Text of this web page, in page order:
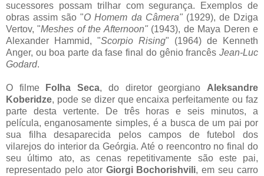
sucessores possam trilhar com segurança. Exemplos de
obras assim são "O Homem da Câmera"(1929), de Dziga
Vertov, "Meshes of the Afternoon"(1943), de Maya Deren e
Alexander Hammid, "Scorpio Rising" (1964) de Kenneth
Anger, ou boa parte da fase final do gênio francês Jean-Luc
Godard.
O filme Folha Seca, do diretor georgianoAleksandre
Koberidze, pode se dizer que encaixa perfeitamente ou faz
parte desta vertente. De três horas e seis minutos, a
película, enganosamente simples, é a busca de um pai por
sua filha desaparecida pelos campos de futebol dos
vilarejos do interior da Geórgia. Até o reencontro no final do
seu último ato, as cenas repetitivamente são este pai,
representado pelo ator Giorgi Bochorishvili, em seu carro